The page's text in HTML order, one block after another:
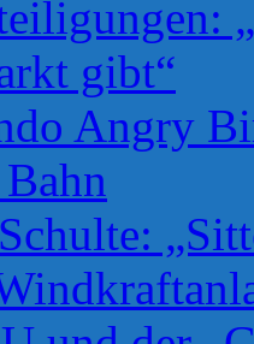
gibt“
Angry